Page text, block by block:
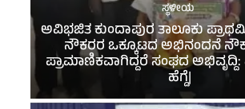
ಸ್ಥಳೀಯ
ಅವಿಭಜಿತ ಕುಂದಾಪುರ ತಾಲೂಕು
ನೌಕರರ ಒಕ್ಕೂಟದ ಅಭಿನಂದನೆ
ಪ್ರಾಮಾಣಿಕವಾಗಿದ್ದರೆ ಸಂಘದ
ಹೆಗ್ಡೆ|